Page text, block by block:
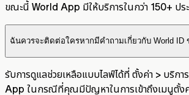
ขณะนี้ World App มีให้บริการในกว่า 150+ ปร
ฉันควรจะติดต่อใครหากมีคำถามเกี่ยวกับ World ID
รับการดูแลช่วยเหลือแบบไลฟ์ได้ที่ ตั้งค่า > บริกา
App ในกรณีที่คุณมีปัญหาในการเข้าถึงเมนูตั้งค่